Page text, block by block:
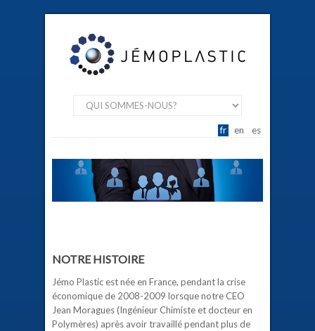
fr en es
NOTRE HISTOIRE
Jémo Plastic est née en France, pendant la crise
économique de 2008-2009 lorsque notre CEO
Jean Moragues (Ingénieur Chimiste et docteur en
Polymères) après avoir travaillé pendant plus de